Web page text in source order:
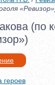
(по
героев